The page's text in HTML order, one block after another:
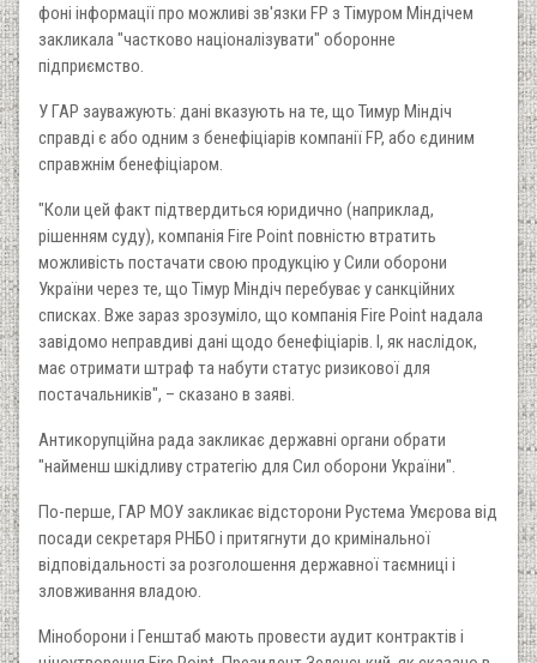
фоні інформації про можливі зв'язки FP з Тімуром Міндічем
закликала "частково націоналізувати" оборонне
підприємство.
У ГАР зауважують: дані вказують на те, що Тимур Міндіч
справді є або одним з бенефіціарів компанії FP, або єдиним
справжнім бенефіціаром.
"Коли цей факт підтвердиться юридично (наприклад,
рішенням суду), компанія Fire Point повністю втратить
можливість постачати свою продукцію у Сили оборони
України через те, що Тімур Міндіч перебуває у санкційних
списках. Вже зараз зрозуміло, що компанія Fire Point надала
завідомо неправдиві дані щодо бенефіціарів. І, як наслідок,
має отримати штраф та набути статус ризикової для
постачальників", – сказано в заяві.
Антикорупційна рада закликає державні органи обрати
"найменш шкідливу стратегію для Сил оборони України".
По-перше, ГАР МОУ закликає відсторони Рустема Умєрова від
посади секретаря РНБО і притягнути до кримінальної
відповідальності за розголошення державної таємниці і
зловживання владою.
Міноборони і Генштаб мають провести аудит контрактів і